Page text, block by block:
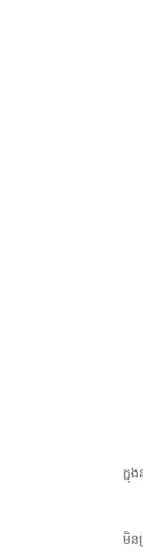
ក្នុ
មិន